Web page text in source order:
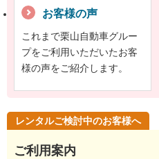
お客様の声
これまで栗山自動車グルー
プをご利用いただいたお客
様の声をご紹介します。
レンタルご検討中のお客様へ
ご利用案内